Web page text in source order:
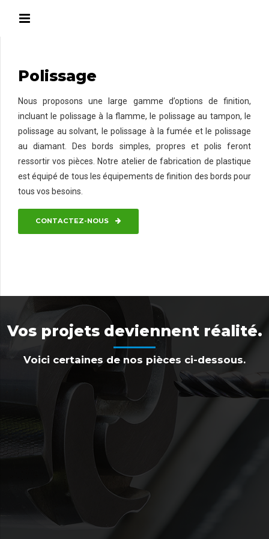
Polissage
Nous proposons une large gamme d’options de finition,
incluant le polissage à la flamme, le polissage au tampon, le
polissage au solvant, le polissage à la fumée et le polissage
au diamant. Des bords simples, propres et polis feront
ressortir vos pièces. Notre atelier de fabrication de plastique
est équipé de tous les équipements de finition des bords pour
tous vos besoins.
CONTACTEZ-NOUS
Vos projets deviennent réalité.
Voici certaines de nos pièces ci-dessous.